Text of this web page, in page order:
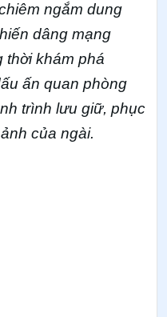
ngắm dung
dâng mạng
thời khám phá
ấn quan phòng
trình lưu giữ, phục
của ngài.